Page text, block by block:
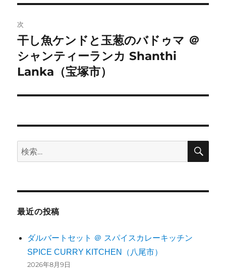
シ
ョ
ン
次
次
の
投
干し魚ケンドと玉葱のバドゥマ ＠
シャンティーランカ Shanthi
Lanka（宝塚市）
検
索:
検
最近の投稿
ダルバートセット ＠ スパイスカレーキッチン
SPICE CURRY KITCHEN（八尾市）
2026年8月9日